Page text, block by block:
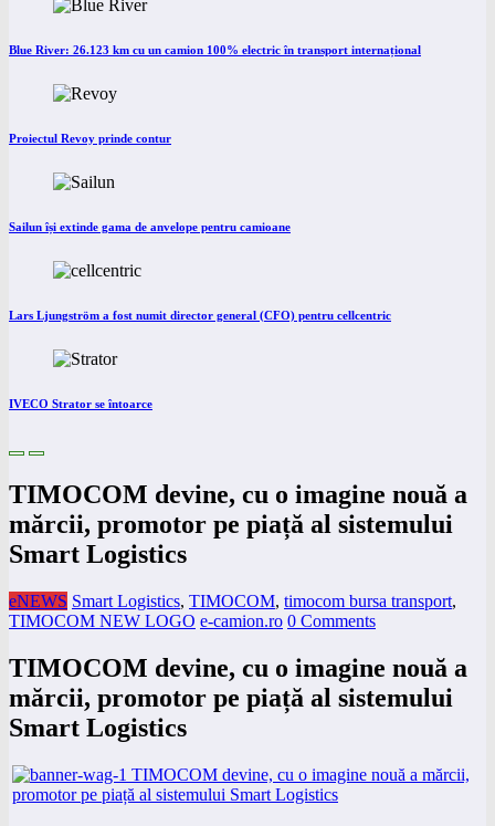
Blue River: 26.123 km cu un camion 100% electric în transport internațional
Proiectul Revoy prinde contur
Sailun își extinde gama de anvelope pentru camioane
Lars Ljungström a fost numit director general (CFO) pentru cellcentric
IVECO Strator se întoarce
TIMOCOM devine, cu o imagine nouă a
mărcii, promotor pe piață al sistemului
Smart Logistics
eNEWS Smart Logistics, TIMOCOM, timocom bursa transport,
TIMOCOM NEW LOGO e-camion.ro 0 Comments
TIMOCOM devine, cu o imagine nouă a
mărcii, promotor pe piață al sistemului
Smart Logistics